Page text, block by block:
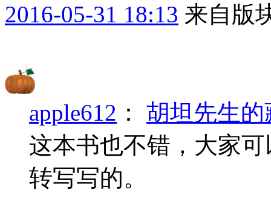
2016-05-31 18:13 来自版
apple612 ： 胡坦先生
这本书也不错，大家
转写写的。